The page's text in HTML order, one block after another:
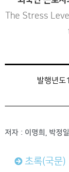
The Stress
발행년
저자 : 이명희, 박정
초록(국문)